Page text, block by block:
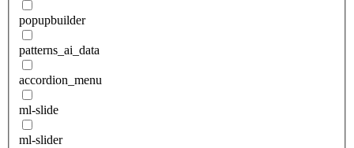
popupbuilder
patterns_ai_data
accordion_menu
ml-slide
ml-slider